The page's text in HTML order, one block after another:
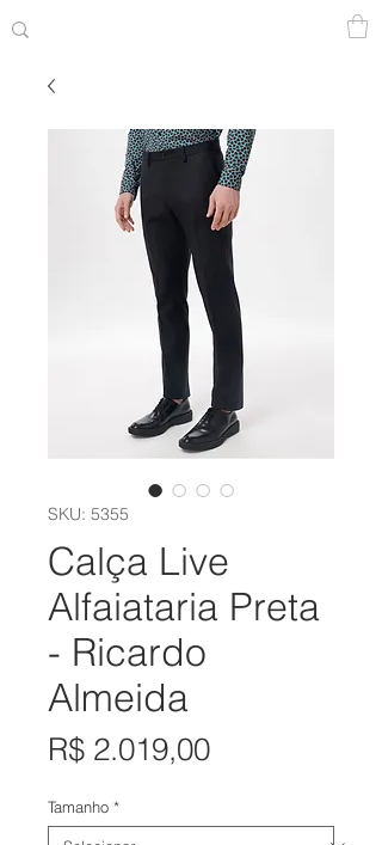
SKU: 5355
Calça Live
Alfaiataria Preta
- Ricardo
Almeida
R$ 2.019,00Preço
Tamanho *